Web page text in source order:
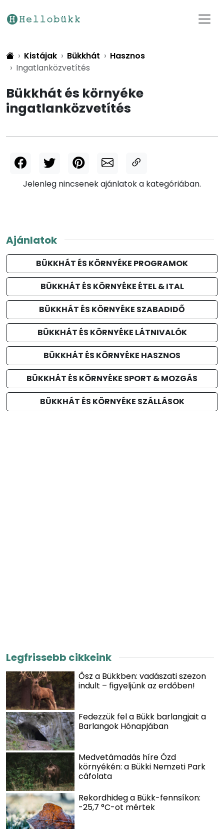
Kistájak Bükkhát
Hasznos
Ingatlanközvetítés
Bükkhát és környéke
ingatlanközvetítés
Jelenleg nincsenek ajánlatok a kategóriában.
Ajánlatok
BÜKKHÁT ÉS KÖRNYÉKE PROGRAMOK
BÜKKHÁT ÉS KÖRNYÉKE ÉTEL & ITAL
BÜKKHÁT ÉS KÖRNYÉKE SZABADIDŐ
BÜKKHÁT ÉS KÖRNYÉKE LÁTNIVALÓK
BÜKKHÁT ÉS KÖRNYÉKE HASZNOS
BÜKKHÁT ÉS KÖRNYÉKE SPORT & MOZGÁS
BÜKKHÁT ÉS KÖRNYÉKE SZÁLLÁSOK
Legfrissebb cikkeink
Ősz a Bükkben: vadászati szezon
indult – figyeljünk az erdőben!
Fedezzük fel a Bükk barlangjait a
Barlangok Hónapjában
Medvetámadás híre Ózd
környékén: a Bükki Nemzeti Park
cáfolata
Rekordhideg a Bükk-fennsíkon:
-25,7 °C-ot mértek